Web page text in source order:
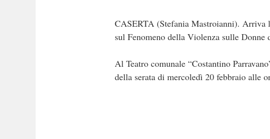
CASERTA (Stefania Mastroianni). Arriva
sul Fenomeno della Violenza sulle
Al Teatro comunale “Costantino
della serata di mercoledì 20 febbraio alle